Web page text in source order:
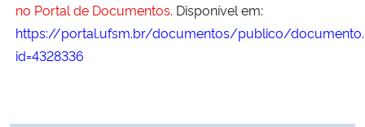
no Portal de Documentos. Disponível em:
https://portal.ufsm.br/documentos/publico/
id=4328336